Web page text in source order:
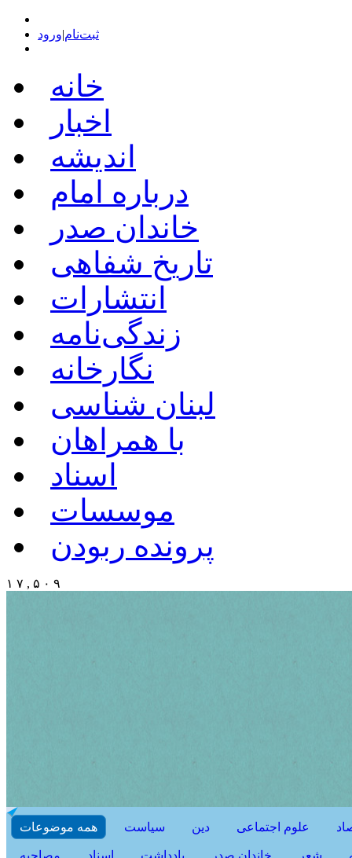
ثبت‌نام|ورود
خانه
اخبار
اندیشه
درباره امام
خاندان صدر
تاریخ شفاهی
انتشارات
زندگی‌نامه
نگارخانه
لبنان شناسی
با همراهان
اسناد
موسسات
پرونده ربودن
۱ ۷ , ۵ ۰ ۹
همه موضوعات سیاست دین علوم اجتماعی
مصاحبه اسناد يادداشت خاندان صدر شعر